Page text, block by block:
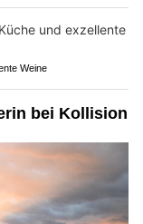
Weine
bei Kollision